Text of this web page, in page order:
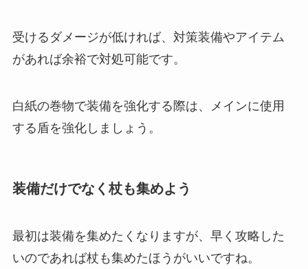
受けるダメージが低ければ、対策装備やアイテム
があれば余裕で対処可能です。
白紙の巻物で装備を強化する際は、メインに使用
する盾を強化しましょう。
装備だけでなく杖も集めよう
最初は装備を集めたくなりますが、早く攻略した
いのであれば杖も集めたほうがいいですね。